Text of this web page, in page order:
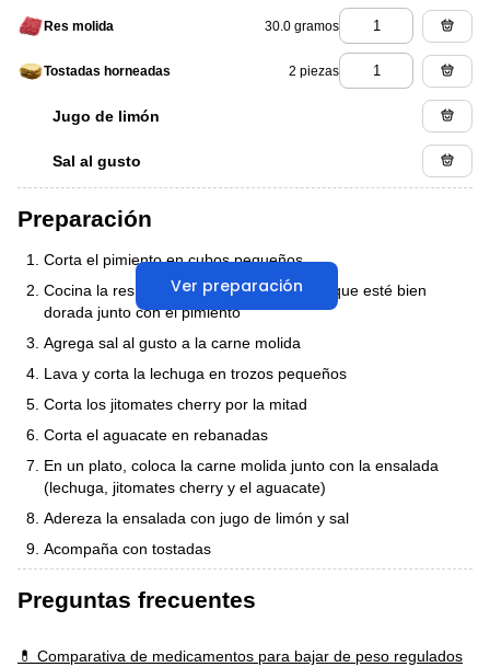
Res molida 30.0 gramos
Tostadas horneadas 2 piezas
Jugo de limón
Sal al gusto
Ver preparación
Preparación
Corta el pimiento en cubos pequeños
Cocina la res molida en una sartén hasta que esté bien
dorada junto con el pimiento
Agrega sal al gusto a la carne molida
Lava y corta la lechuga en trozos pequeños
Corta los jitomates cherry por la mitad
Corta el aguacate en rebanadas
En un plato, coloca la carne molida junto con la ensalada
(lechuga, jitomates cherry y el aguacate)
Adereza la ensalada con jugo de limón y sal
Acompaña con tostadas
Preguntas frecuentes
💊 Comparativa de medicamentos para bajar de peso regulados